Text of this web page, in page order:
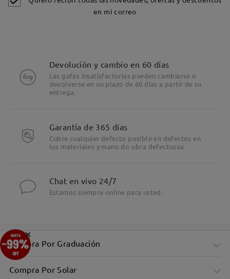
en mi correo
Devolución y cambio en 60 días
Las gafas insatisfactorias pueden cambiarse o
devolverse en un plazo de 60 días a partir de su
entrega.
Garantía de 365 días
Cubre cualquier defecto posible en defectos en
los materiales y mano do obra defectuosa
Chat en vivo 24/7
Estamos siempre online para usted.
Compra Por Graduación
Compra Por Solar
×